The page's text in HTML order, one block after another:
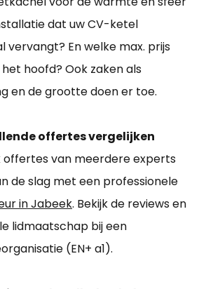
dat uw CV-ketel
vervangt? En welke max. prijs
het hoofd? Ook zaken als
en de grootte doen er toe.
offertes vergelijken
offertes van meerdere experts
de slag met een professionele
in Jabeek. Bekijk de reviews en
lidmaatschap bij een
(EN+ a1).